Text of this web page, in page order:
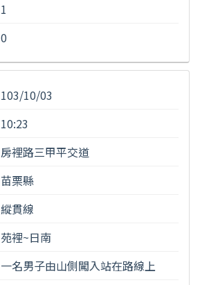
1
0
103/10/03
10:23
房裡路三甲平交道
苗栗縣
縱貫線
苑裡~日南
一名男子由山側闖入站在路線上